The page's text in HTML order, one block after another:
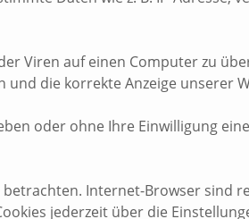
Viren auf einen Computer zu
die korrekte Anzeige unserer
oder ohne Ihre Einwilligung
Internet-Browser sind
jederzeit über die